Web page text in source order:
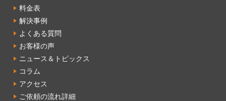
料金表
解決事例
よくある質問
お客様の声
ニュース＆トピックス
コラム
アクセス
ご依頼の流れ詳細